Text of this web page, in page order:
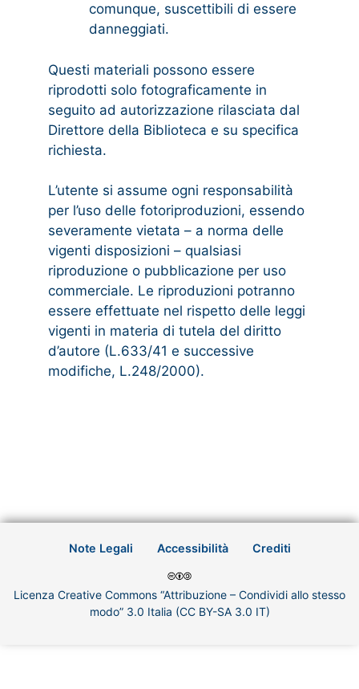
comunque, suscettibili di essere
danneggiati.
Questi materiali possono essere
riprodotti solo fotograficamente in
seguito ad autorizzazione rilasciata dal
Direttore della Biblioteca e su specifica
richiesta.
L’utente si assume ogni responsabilità
per l’uso delle fotoriproduzioni, essendo
severamente vietata – a norma delle
vigenti disposizioni – qualsiasi
riproduzione o pubblicazione per uso
commerciale. Le riproduzioni potranno
essere effettuate nel rispetto delle leggi
vigenti in materia di tutela del diritto
d’autore (L.633/41 e successive
modifiche, L.248/2000).
Note Legali Accessibilità Crediti
Licenza Creative Commons “Attribuzione – Condividi allo stesso
modo” 3.0 Italia (CC BY-SA 3.0 IT)